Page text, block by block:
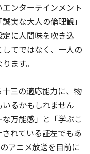
ンターテインメント
実な大人の倫理観」
に人間味を吹き込
てではなく、一人の
ます。
三の適応能力に、物
るかもしれません
万能感」と「学ぶこ
れている証左でもあ
アニメ放送を目前に